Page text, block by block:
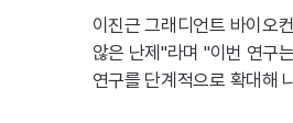
이진근 그래디언트 바이오
않은 난제"라며 "이번 연구
연구를 단계적으로 확대해